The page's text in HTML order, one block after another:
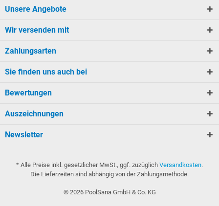
Unsere Angebote
Wir versenden mit
Zahlungsarten
Sie finden uns auch bei
Bewertungen
Auszeichnungen
Newsletter
* Alle Preise inkl. gesetzlicher MwSt., ggf. zuzüglich Versandkosten.
Die Lieferzeiten sind abhängig von der Zahlungsmethode.
© 2026PoolSana GmbH & Co. KG